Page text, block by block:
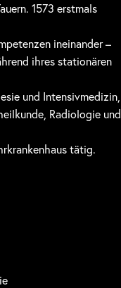
1573 erstmals
ineinander –
ihres stationären
und Intensivmedizin,
Radiologie und
tätig.